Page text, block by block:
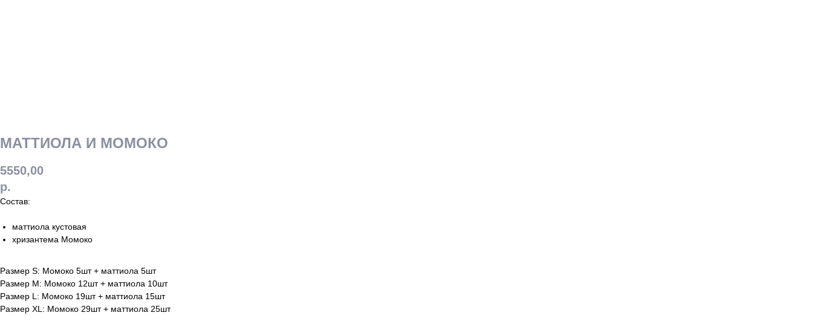
МАТТИОЛА И МОМОКО
5550,00
р.
Состав:
маттиола кустовая
хризантема Момоко
Размер S: Момоко 5шт + маттиола 5шт
Размер М: Момоко 12шт + маттиола 10шт
Размер L: Момоко 19шт + маттиола 15шт
Размер XL: Момоко 29шт + маттиола 25шт